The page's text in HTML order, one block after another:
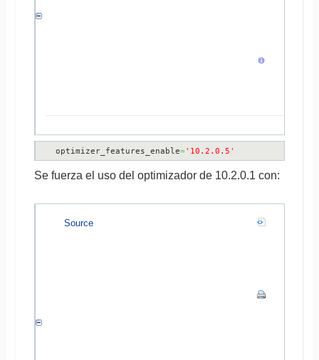
optimizer_features_enable= '10.2.0.5'
Se fuerza el uso del optimizador de 10.2.0.1 con:
Source